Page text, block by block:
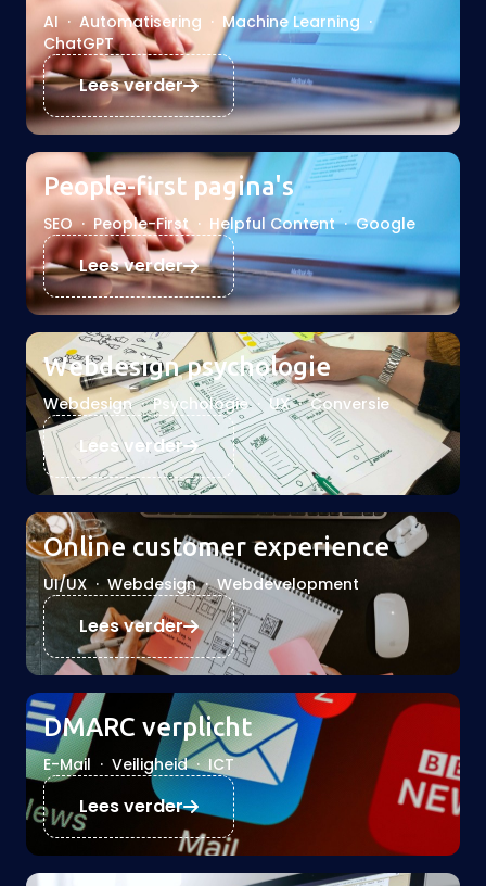
AI · Automatisering · Machine Learning ·
ChatGPT
Lees verder
People-first pagina's
SEO · People-First · Helpful Content · Google
Lees verder
Webdesign psychologie
Webdesign · Psychologie · UX · Conversie
Lees verder
Online customer experience
UI/UX · Webdesign · Webdevelopment
Lees verder
DMARC verplicht
E-Mail · Veiligheid · ICT
Lees verder